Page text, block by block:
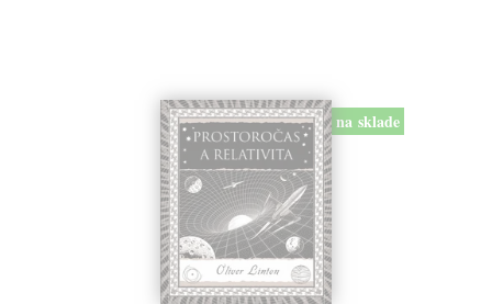
na sklade